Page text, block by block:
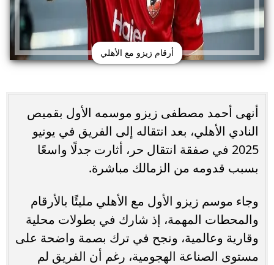
أرقام زيزو مع الأهلي
أنهى أحمد مصطفى زيزو موسمه الأول بقميص
النادي الأهلي، بعد انتقاله إلى الفريق في يونيو
2025 في صفقة انتقال حر، أثارت جدلًا واسعًا
بسبب قدومه من الزمالك مباشرة.
وجاء موسم زيزو الأول مع الأهلي مليئًا بالأرقام
والمحطات المهمة، إذ شارك في بطولات محلية
وقارية وعالمية، ونجح في ترك بصمة واضحة على
مستوى الصناعة الهجومية، رغم أن الفريق لم